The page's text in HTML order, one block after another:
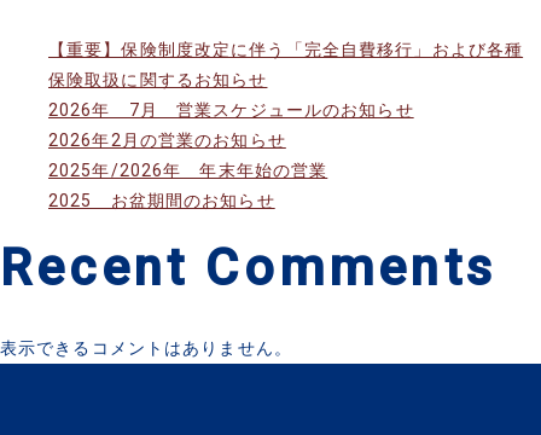
【重要】保険制度改定に伴う「完全自費移行」および各種
保険取扱に関するお知らせ
2026年 7月 営業スケジュールのお知らせ
2026年2月の営業のお知らせ
2025年/2026年 年末年始の営業
2025 お盆期間のお知らせ
Recent Comments
表示できるコメントはありません。